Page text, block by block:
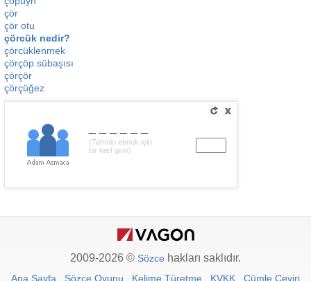
çör
çör otu
çörcük nedir?
çörcüklenmek
çörçöp sübaşısı
çörçör
çörçüğez
(Tahmin etmek için
bir harf girin)
2009-2026 © Sözce hakları saklıdır.
Ana Sayfa Sözce Oyunu Kelime Türetme KVKK Cümle Çeviri